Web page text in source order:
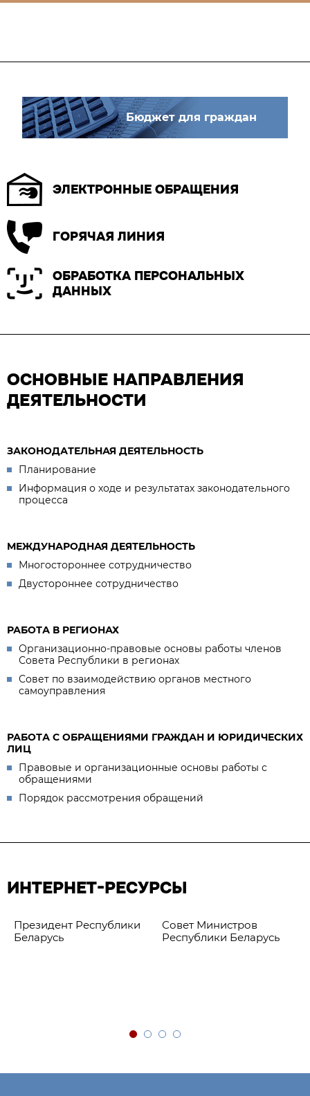
Бюджет для граждан
ЭЛЕКТРОННЫЕ ОБРАЩЕНИЯ
ГОРЯЧАЯ ЛИНИЯ
ОБРАБОТКА ПЕРСОНАЛЬНЫХ
ДАННЫХ
ОСНОВНЫЕ НАПРАВЛЕНИЯ
ДЕЯТЕЛЬНОСТИ
ЗАКОНОДАТЕЛЬНАЯ ДЕЯТЕЛЬНОСТЬ
Планирование
Информация о ходе и результатах законодательного
процесса
МЕЖДУНАРОДНАЯ ДЕЯТЕЛЬНОСТЬ
Многостороннее сотрудничество
Двустороннее сотрудничество
РАБОТА В РЕГИОНАХ
Организационно-правовые основы работы членов
Совета Республики в регионах
Совет по взаимодействию органов местного
самоуправления
РАБОТА С ОБРАЩЕНИЯМИ ГРАЖДАН И ЮРИДИЧЕСКИХ
ЛИЦ
Правовые и организационные основы работы с
обращениями
Порядок рассмотрения обращений
ИНТЕРНЕТ-РЕСУРСЫ
Президент Республики
Беларусь
Совет Министров
Республики Беларусь